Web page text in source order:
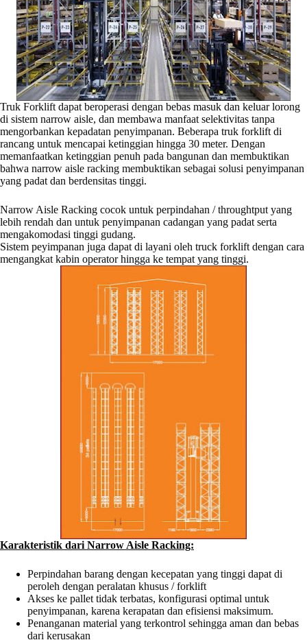
Truk Forklift dapat beroperasi dengan bebas masuk dan keluar lorong
di sistem narrow aisle, dan membawa manfaat selektivitas tanpa
mengorbankan kepadatan penyimpanan. Beberapa truk forklift di
rancang untuk mencapai ketinggian hingga 30 meter. Dengan
memanfaatkan ketinggian penuh pada bangunan dan membuktikan
bahwa narrow aisle racking membuktikan sebagai solusi penyimpanan
yang padat dan berdensitas tinggi.
Narrow Aisle Racking cocok untuk perpindahan / throughtput yang
lebih rendah dan untuk penyimpanan cadangan yang padat serta
mengakomodasi tinggi gudang.
Sistem peyimpanan juga dapat di layani oleh truck forklift dengan cara
mengangkat kabin operator hingga ke tempat yang tinggi.
Karakteristik dari Narrow Aisle Racking:
Perpindahan barang dengan kecepatan yang tinggi dapat di
peroleh dengan peralatan khusus / forklift
Akses ke pallet tidak terbatas, konfigurasi optimal untuk
penyimpanan, karena kerapatan dan efisiensi maksimum.
Penanganan material yang terkontrol sehingga aman dan bebas
dari kerusakan